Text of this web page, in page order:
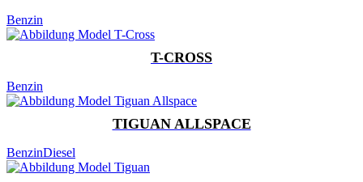
Benzin
T-CROSS
Benzin
TIGUAN ALLSPACE
BenzinDiesel